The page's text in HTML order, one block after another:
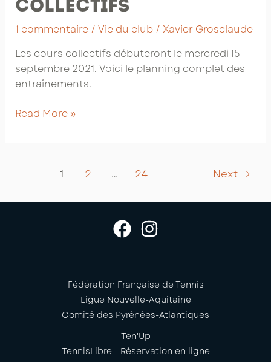
collectifs
1 commentaire / Vie du club/ Xavier Grosclaude
Les cours collectifs débuteront le mercredi 15
septembre 2021. Voici le planning complet des
entraînements.
Saison
cours
Read More »
1 2 … 24 Next →
Fédération Française de Tennis
Ligue Nouvelle-Aquitaine
Comité des Pyrénées-Atlantiques
Ten'Up
TennisLibre - Réservation en ligne